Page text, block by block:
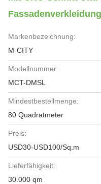
Fassadenverkleidung
Markenbezeichnung:
M-CITY
Modellnummer:
MCT-DMSL
Mindestbestellmenge:
80 Quadratmeter
Preis:
USD30-USD100/Sq.m
Lieferfähigkeit:
30.000 qm